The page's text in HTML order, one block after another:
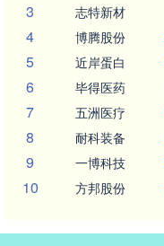
3 志特新材
4 博腾股份
5 近岸蛋白
6 毕得医药
7 五洲医疗
8 耐科装备
9 一博科技
10 方邦股份